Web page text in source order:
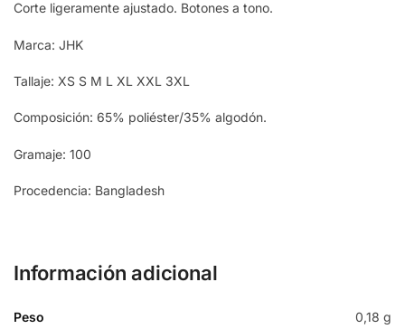
Corte ligeramente ajustado. Botones a tono.
Marca: JHK
Tallaje: XS S M L XL XXL 3XL
Composición: 65% poliéster/35% algodón.
Gramaje: 100
Procedencia: Bangladesh
Información adicional
Peso 0,18 g